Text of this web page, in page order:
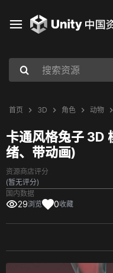
首页 3D 角色 动物
卡通风格兔子 3D
绪、带动画)
资源商店评分
(暂无评分)
国内数据
29浏览 0收藏